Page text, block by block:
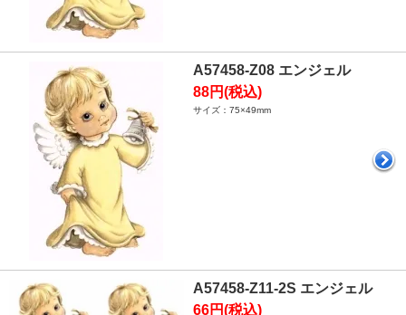
A57458-Z08 エンジェル
88円(税込)
サイズ：75×49mm
A57458-Z11-2S エンジェル
66円(税込)